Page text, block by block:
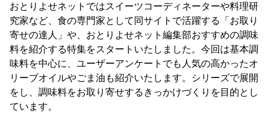
おとりよせネットではスイーツコーディネーターや料理研
究家など、食の専門家として同サイトで活躍する「お取り
寄せの達人」や、おとりよせネット編集部おすすめの調味
料を紹介する特集をスタートいたしました。今回は基本調
味料を中心に、ユーザーアンケートでも人気の高かったオ
リーブオイルやごま油も紹介いたします。シリーズで展開
をし、調味料をお取り寄せするきっかけづくりを目的とし
ています。